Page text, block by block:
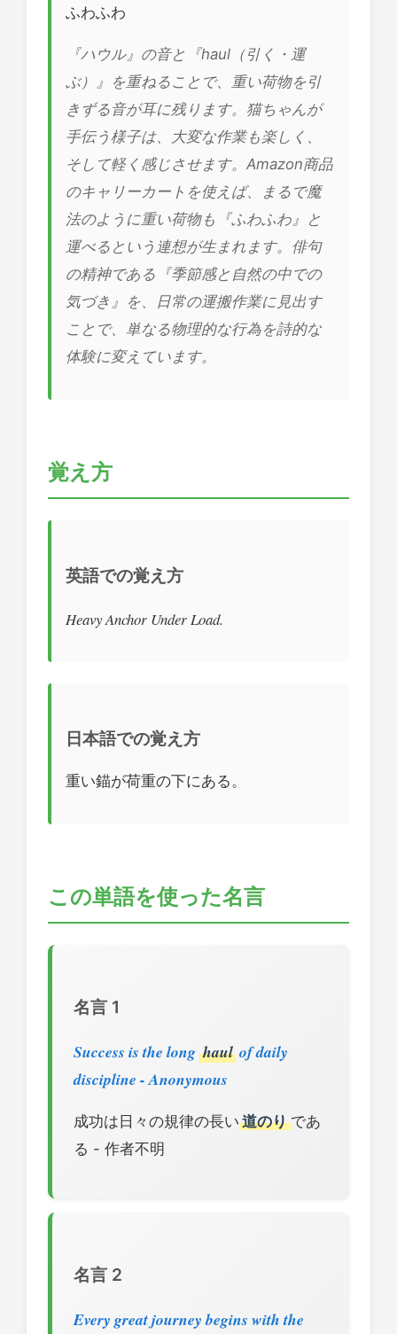
ふわふわ
『ハウル』の音と『haul（引く・運
ぶ）』を重ねることで、重い荷物を引
きずる音が耳に残ります。猫ちゃんが
手伝う様子は、大変な作業も楽しく、
そして軽く感じさせます。Amazon商品
のキャリーカートを使えば、まるで魔
法のように重い荷物も『ふわふわ』と
運べるという連想が生まれます。俳句
の精神である『季節感と自然の中での
気づき』を、日常の運搬作業に見出す
ことで、単なる物理的な行為を詩的な
体験に変えています。
覚え方
英語での覚え方
Heavy Anchor Under Load.
日本語での覚え方
重い錨が荷重の下にある。
この単語を使った名言
名言 1
Success is the long haul of daily
discipline - Anonymous
成功は日々の規律の長い 道のりであ
る - 作者不明
名言 2
Every great journey begins with the